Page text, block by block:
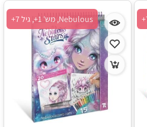
Nebulous, מש' 1+, גיל 7+